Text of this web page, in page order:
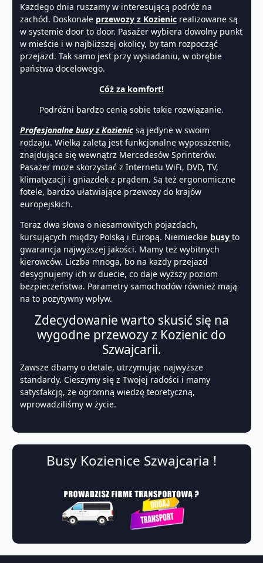
Każdego dnia ruszamy w interesującą podróż na
zachód. Doskonałe przewozy z Kozienic realizowane są
w systemie door to door. Pasażer wybiera dowolny punkt
w mieście i w najbliższej okolicy, by tam rozpocząć
przejazd. Tak samo jest przy wysiadaniu, w obrębie
państwa docelowego.
Cóż za komfort!
Podróżni bardzo cenią sobie takie rozwiązanie.
Profesjonalne busy z Kozienic są jedyne w swoim
rodzaju. Wielką zaletą jest funkcjonalne wyposażenie,
znajdujące się wewnątrz Mercedesów Sprinterów.
Pasażer może skorzystać z Internetu WiFi, DVD, TV,
klimatyzacji i gniazdek z prądem. Są też ergonomiczne
fotele, bardzo ułatwiające przewozy do krajów
europejskich.
Teraz dwa słowa o niesamowitych pojazdach,
kursujących między Polską i Europą. Niemieckie busy to
gwarancja najwyższej jakości. Mamy też wybitnych
kierowców. Liczba mnoga, bo na każdy przejazd
desygnujemy ich w duecie, co daje wyższy poziom
bezpieczeństwa. Parametry samochodów również mają
na to pozytywny wpływ.
Zdecydowanie warto skusić się na
wygodne przewozy z Kozienic do
Szwajcarii.
Zawsze dbamy o detale, utrzymując najwyższe
standardy. Cieszymy się z Twojej radości i mamy
satysfakcję, że ogromną wiedzę teoretyczną,
wprowadziliśmy w życie.
Busy Kozienice Szwajcaria !